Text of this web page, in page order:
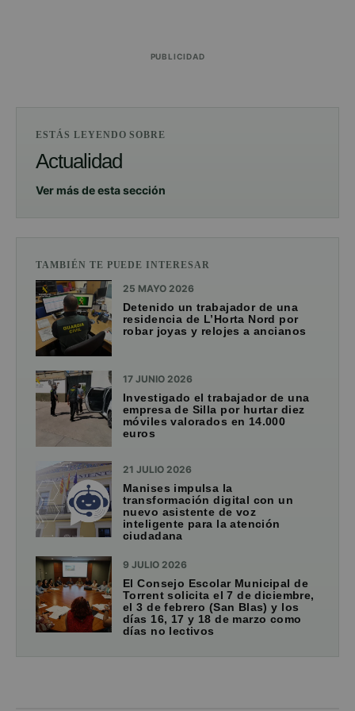
PUBLICIDAD
ESTÁS LEYENDO SOBRE
Actualidad
Ver más de esta sección
TAMBIÉN TE PUEDE INTERESAR
25 MAYO 2026
Detenido un trabajador de una
residencia de L’Horta Nord por
robar joyas y relojes a ancianos
17 JUNIO 2026
Investigado el trabajador de una
empresa de Silla por hurtar diez
móviles valorados en 14.000
euros
21 JULIO 2026
Manises impulsa la
transformación digital con un
nuevo asistente de voz
inteligente para la atención
ciudadana
9 JULIO 2026
El Consejo Escolar Municipal de
Torrent solicita el 7 de diciembre,
el 3 de febrero (San Blas) y los
días 16, 17 y 18 de marzo como
días no lectivos